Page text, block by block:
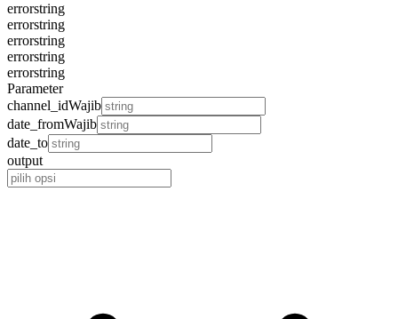
errorstring
errorstring
errorstring
errorstring
errorstring
Parameter
channel_idWajib
date_fromWajib
date_to
output